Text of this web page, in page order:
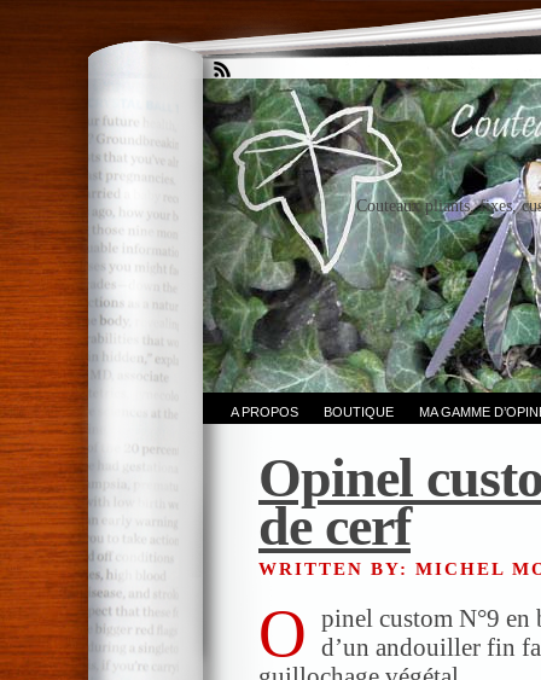
Couteaux pliants, fixes,
A PROPOS BOUTIQUE MA GAMME
Opinel
de cerf
WRITTEN BY: MICHEL
O
pinel custom N°9 en
d’un andouiller fin